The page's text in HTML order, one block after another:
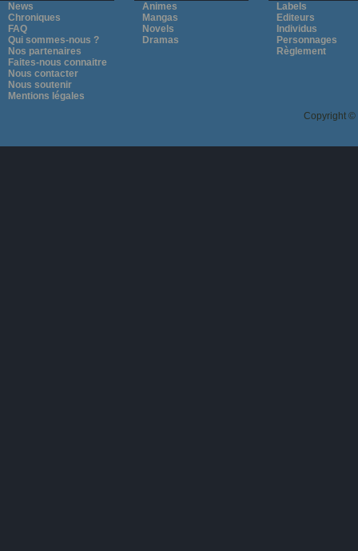
News
Chroniques
FAQ
Qui sommes-nous ?
Nos partenaires
Faites-nous connaitre
Nous contacter
Nous soutenir
Mentions légales
Animes
Mangas
Novels
Dramas
Labels
Editeurs
Individus
Personnages
Règlement
Copyright ©